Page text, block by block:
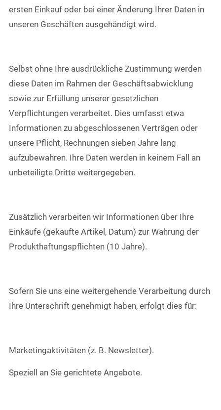
ersten Einkauf oder bei einer Änderung Ihrer Daten in
unseren Geschäften ausgehändigt wird.
Selbst ohne Ihre ausdrückliche Zustimmung werden
diese Daten im Rahmen der Geschäftsabwicklung
sowie zur Erfüllung unserer gesetzlichen
Verpflichtungen verarbeitet. Dies umfasst etwa
Informationen zu abgeschlossenen Verträgen oder
unsere Pflicht, Rechnungen sieben Jahre lang
aufzubewahren. Ihre Daten werden in keinem Fall an
unbeteiligte Dritte weitergegeben.
Zusätzlich verarbeiten wir Informationen über Ihre
Einkäufe (gekaufte Artikel, Datum) zur Wahrung der
Produkthaftungspflichten (10 Jahre).
Sofern Sie uns eine weitergehende Verarbeitung durch
Ihre Unterschrift genehmigt haben, erfolgt dies für:
Marketingaktivitäten (z. B. Newsletter).
Speziell an Sie gerichtete Angebote.